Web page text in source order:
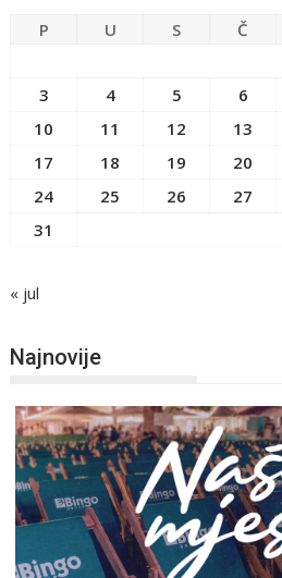
P U S Č
3
4 5 6
10
11 12 13
17
18 19 20
24
25 26 27
31
« jul
Najnovije